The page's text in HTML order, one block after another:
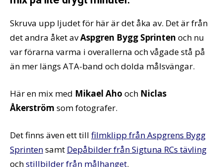
Skruva upp ljudet för här är det åka av. Det är från
det andra åket avAspgren Bygg Sprinten och nu
var förarna varma i overallerna och vågade stå på
än mer längs ATA-band och dolda målsvängar.
Här en mix med Mikael Aho och Niclas
Åkerström som fotografer.
Det finns även ett till filmklipp från Aspgrens Bygg
Sprintensamt Depåbilder från Sigtuna RCs tävling
ochstillbilder från målhanget.